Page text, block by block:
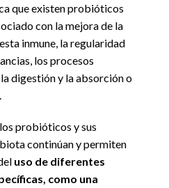
que existen probióticos
con la mejora de la
inmune, la regularidad
los procesos
digestión y la absorción o
probióticos y sus
continúan y permiten
uso de diferentes
como una